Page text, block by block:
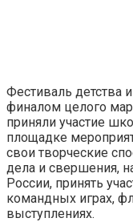
Фестиваль детства
финалом целого
приняли участие
площадке
свои творческие
дела и свершения,
России, принять
командных играх,
выступлениях.